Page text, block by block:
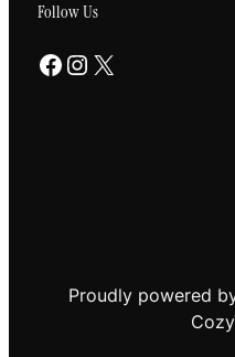
Follow Us
Facebook Instagram X
Proudly powered